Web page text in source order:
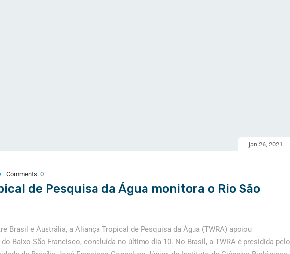
jan 26, 2021
Comments: 0
de Pesquisa da Água monitora o Rio São
Brasil e Austrália, a Aliança Tropical de Pesquisa da Água (TWRA) apoiou
Baixo São Francisco, concluída no último dia 10. No Brasil, a TWRA é presidida pelo